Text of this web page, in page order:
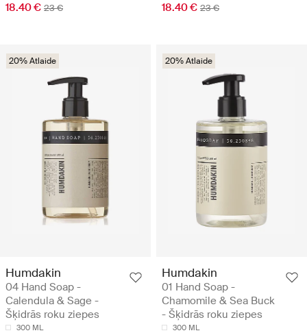
18.40 € 23 € 18.40 € 23 €
20% Atlaide
Humdakin
04 Hand Soap -
Calendula & Sage -
Šķidrās roku ziepes
300 ML
20% Atlaide
Humdakin
01 Hand Soap -
Chamomile & Sea Buck
- Šķidrās roku ziepes
300 ML